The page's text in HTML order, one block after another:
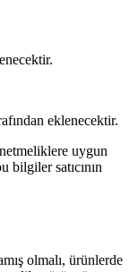
eklenecektir.
uygun
bilgiler satıcının
olmalı, ürünlerde